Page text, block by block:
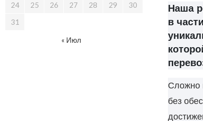
Наша
в
Сложно
без
24
25 26 27 28 29
30
31
« Июл